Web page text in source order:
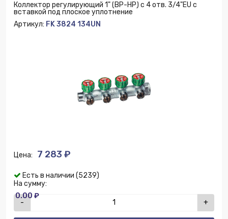
Коллектор регулирующий 1" (ВР-НР) с 4 отв. 3/4"EU с
вставкой под плоское уплотнение
Артикул: FK 3824 134UN
Цена: 7 283 ₽
Есть в наличии (5239)
На сумму:
0.00 ₽
- +